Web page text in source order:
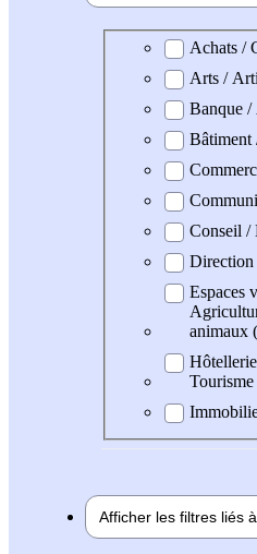
Domaine Achats /
Arts /
Banque /
Bâtiment
Conseil /
Direction
Espaces
animaux
Afficher les filtres liés